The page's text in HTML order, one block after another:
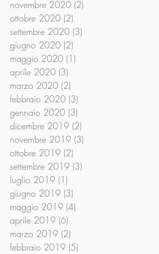
novembre 2020 (2)
ottobre 2020 (2)
settembre 2020 (3)
giugno 2020 (2)
maggio 2020 (1)
aprile 2020 (3)
marzo 2020 (2)
febbraio 2020 (3)
gennaio 2020 (3)
dicembre 2019 (2)
novembre 2019 (3)
ottobre 2019 (2)
settembre 2019 (3)
luglio 2019 (1)
giugno 2019 (3)
maggio 2019 (4)
aprile 2019 (6)
marzo 2019 (2)
febbraio 2019 (5)